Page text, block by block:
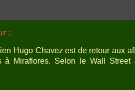
:
Hugo Chavez est de retour aux
à Miraflores. Selon le Wall Street